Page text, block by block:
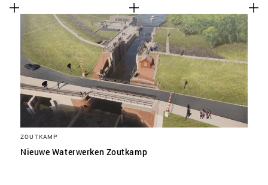
ZOUTKAMP
Nieuwe Waterwerken Zoutkamp